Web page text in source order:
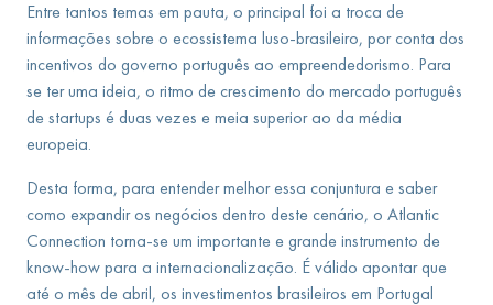
Entre tantos temas em pauta, o principal foi a troca de
informações sobre o ecossistema luso-brasileiro, por conta dos
incentivos do governo português ao empreendedorismo. Para
se ter uma ideia, o ritmo de crescimento do mercado português
de startups é duas vezes e meia superior ao da média
europeia.
Desta forma, para entender melhor essa conjuntura e saber
como expandir os negócios dentro deste cenário, o Atlantic
Connection torna-se um importante e grande instrumento de
know-how para a internacionalização. É válido apontar que
até o mês de abril, os investimentos brasileiros em Portugal